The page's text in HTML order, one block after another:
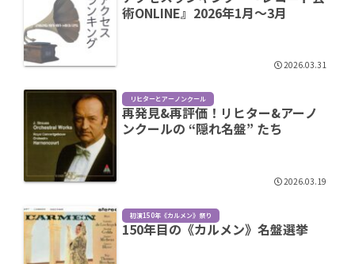
術ONLINE』2026年1月～3月
2026.03.31
リヒターとアーノンクール
再発見&再評価！リヒター&アーノ
ンクールの “隠れ名盤” たち
2026.03.19
初演150年《カルメン》祭り
150年目の《カルメン》名盤選挙